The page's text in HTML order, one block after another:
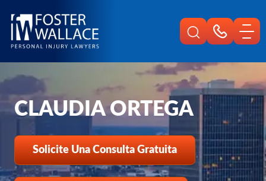
Nuestro Personal
CLAUDIA ORTEGA
Solicite Una Consulta Gratuita